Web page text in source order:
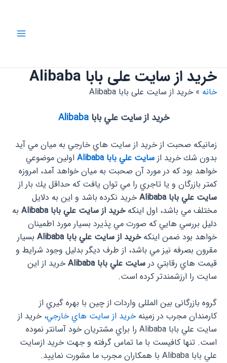
خرید از سایت علی بابا Alibaba
خانه خرید از سایت علی بابا Alibaba
خريد از سايت علي باباAlibaba
زمانيكه صحبت از خريد از سايت هاي خارجي به ميان مي آيد
بدون شك خريد ازسايت علي بابا Alibaba
اولين موضوعي
خواهد بود كه در مورد آن صحبت به ميان خواهد آمد، امروزه
كمتر بازرگان و يا تاجري را مي توان يافت كه حداقل يك بار از
سايت علي بابا Alibaba
خريد نكرده باشد و اين به دلايل
مختلف مي باشد، اول اينكهخريد از سايت علي بابا Alibaba
به
دليل بررسي هايي كه صورت مي پذيرد بسيار مورد اطمينان
خواهد بود ضمن اينكهخريد از سايت علي بابا Alibaba
بسيار
مقرون بصرفه نيز مي باشد، از طرف ديگر بدليل وجود شرايط و
قيمت هاي رقابتي درسايت علي بابا Alibaba
خريد از اين
سايت را ارزشمندتر كرده است.
گروه بازرگانی بین المللی واردات از چین با بهره گيري از
كارمندان مجرب در زمينهخريد از سايت هاي خارجي، خريد از
سايت علي بابا Alibaba را براي مشتريان خود آسانتر نموده
است. تنها كافيست با ما تماس گرفته و جهت خريد ازسايت
علي بابا Alibaba با همكاران مجرب ما مشورت نماييد.